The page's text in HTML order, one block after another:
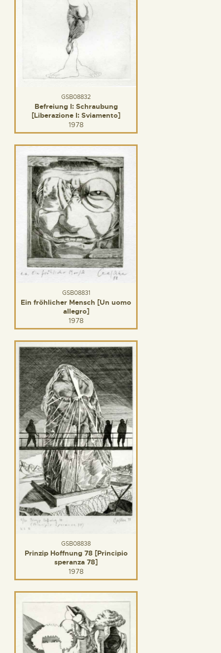
GSB08832
Befreiung I: Schraubung
[Liberazione I: Sviamento]
1978
GSB08831
Ein fröhlicher Mensch [Un uomo
allegro]
1978
GSB08838
Prinzip Hoffnung 78 [Principio
speranza 78]
1978